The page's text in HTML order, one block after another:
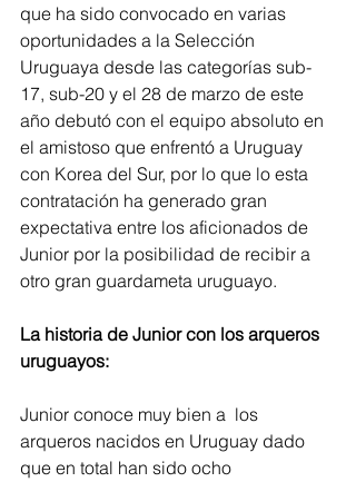
que ha sido convocado en varias
oportunidades a la Selección
Uruguaya desde las categorías sub-
17, sub-20 y el 28 de marzo de este
año debutó con el equipo absoluto en
el amistoso que enfrentó a Uruguay
con Korea del Sur, por lo que lo esta
contratación ha generado gran
expectativa entre los aficionados de
Junior por la posibilidad de recibir a
otro gran guardameta uruguayo.
La historia de Junior con los arqueros
uruguayos:
Junior conoce muy bien a  los
arqueros nacidos en Uruguay dado
que en total han sido ocho